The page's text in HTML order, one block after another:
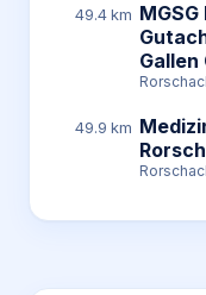
49.4 km
Gallen
49.9 km